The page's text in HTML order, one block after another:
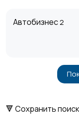
Автобизнес2
Бытовые услуги и
🔻 Сохранить поиск